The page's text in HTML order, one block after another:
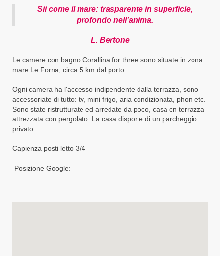
Sii come il mare: trasparente in superficie,
profondo nell’anima.
L. Bertone
Le camere con bagno Corallina for three sono situate in zona
mare Le Forna, circa 5 km dal porto.
Ogni camera ha l'accesso indipendente dalla terrazza, sono
accessoriate di tutto: tv, mini frigo, aria condizionata, phon etc.
Sono state ristrutturate ed arredate da poco, casa cn terrazza
attrezzata con pergolato. La casa dispone di un parcheggio
privato.
Capienza posti letto 3/4
Posizione Google: